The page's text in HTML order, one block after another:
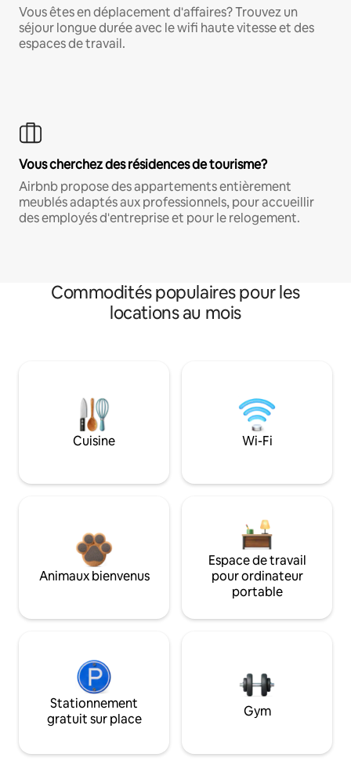
Vous êtes en déplacement d'affaires? Trouvez un
séjour longue durée avec le wifi haute vitesse et des
espaces de travail.
Vous cherchez des résidences de tourisme?
Airbnb propose des appartements entièrement
meublés adaptés aux professionnels, pour accueillir
des employés d'entreprise et pour le relogement.
Commodités populaires pour les
locations au mois
Cuisine Wi-Fi
Animaux bienvenus
Espace de travail
pour ordinateur
portable
Stationnement
gratuit sur place
Gym